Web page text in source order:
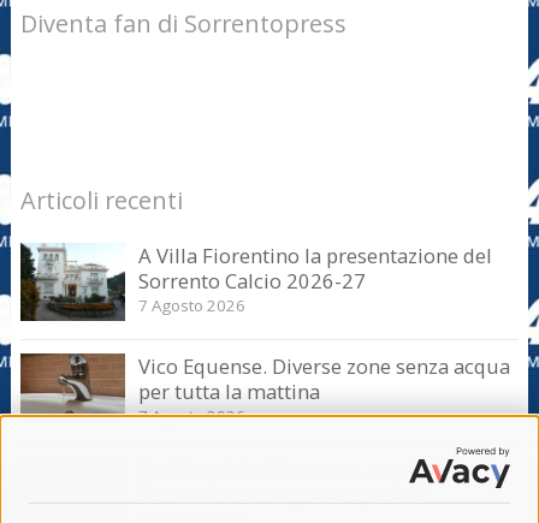
Diventa fan di Sorrentopress
Articoli recenti
A Villa Fiorentino la presentazione del
Sorrento Calcio 2026-27
7 Agosto 2026
Vico Equense. Diverse zone senza acqua
per tutta la mattina
7 Agosto 2026
Traffico da bollino nero, statale